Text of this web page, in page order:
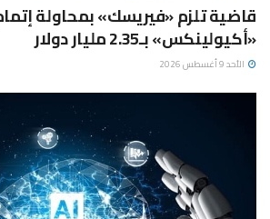
قاضية تلزم «فيريسك» بمحاولة
«أكيولينكس» بـ2.35 مليار دولار
الأحد 9 أغسطس 2026